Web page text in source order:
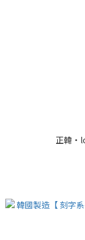
正韓・